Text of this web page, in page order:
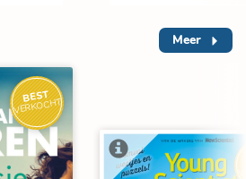
Meer
BEST
VERKOCHT